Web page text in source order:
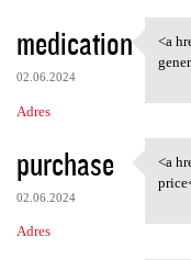
medication
02.06.2024
Adres
<a
<a
purchase
02.06.2024
Adres
<a
<a